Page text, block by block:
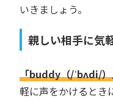
いきましょう。
親しい相手に気
「buddy（/ˈbʌdi/
軽に声をかけるとき